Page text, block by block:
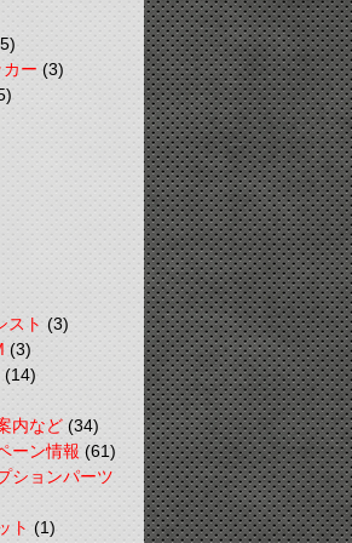
カー(3)
スト(3)
(3)
(14)
内など(34)
ーン情報(61)
ションパーツ
ト(1)